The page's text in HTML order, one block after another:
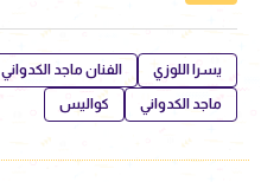
يسرا اللوزي الفنان ماجد الكدواني
ماجد الكدواني كواليس